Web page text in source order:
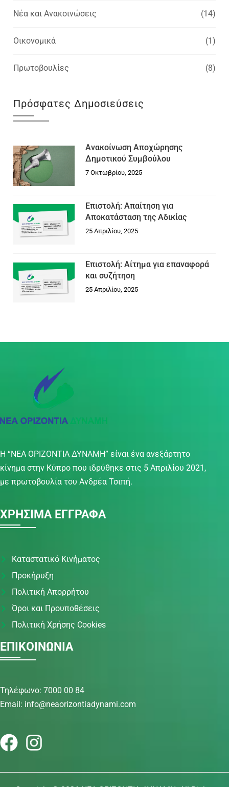
Νέα και Ανακοινώσεις (14)
Οικονομικά (1)
Πρωτοβουλίες (8)
Πρόσφατες Δημοσιεύσεις
Ανακοίνωση Αποχώρησης
Δημοτικού Συμβούλου
7 Οκτωβρίου, 2025
Επιστολή: Απαίτηση για
Αποκατάσταση της Αδικίας
25 Απριλίου, 2025
Επιστολή: Αίτημα για επαναφορά
και συζήτηση
25 Απριλίου, 2025
Η “ΝΕΑ ΟΡΙΖΟΝΤΙΑ ΔΥΝΑΜΗ” είναι ένα ανεξάρτητο
κίνημα στην Κύπρο που ιδρύθηκε στις 5 Απριλίου 2021,
με πρωτοβουλία του Ανδρέα Τσιπή.
ΧΡΗΣΙΜΑ ΕΓΓΡΑΦΑ
Καταστατικό Κινήματος
Προκήρυξη
Πολιτική Απορρήτου
Όροι και Προυποθέσεις
Πολιτική Χρήσης Cookies
ΕΠΙΚΟΙΝΩΝΙΑ
Τηλέφωνο: 7000 00 84
Email: info@neaorizontiadynami.com